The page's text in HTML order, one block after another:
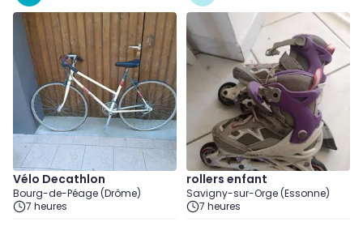
Vélo Decathlon
Bourg-de-Péage (Drôme)
7 heures
rollers enfant
Savigny-sur-Orge (Essonne)
7 heures